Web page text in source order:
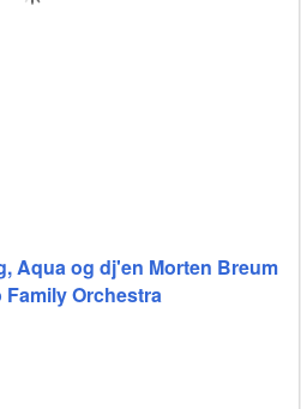
Aqua og dj'en Morten Breum
Orchestra